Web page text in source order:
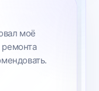
моё
ремонта